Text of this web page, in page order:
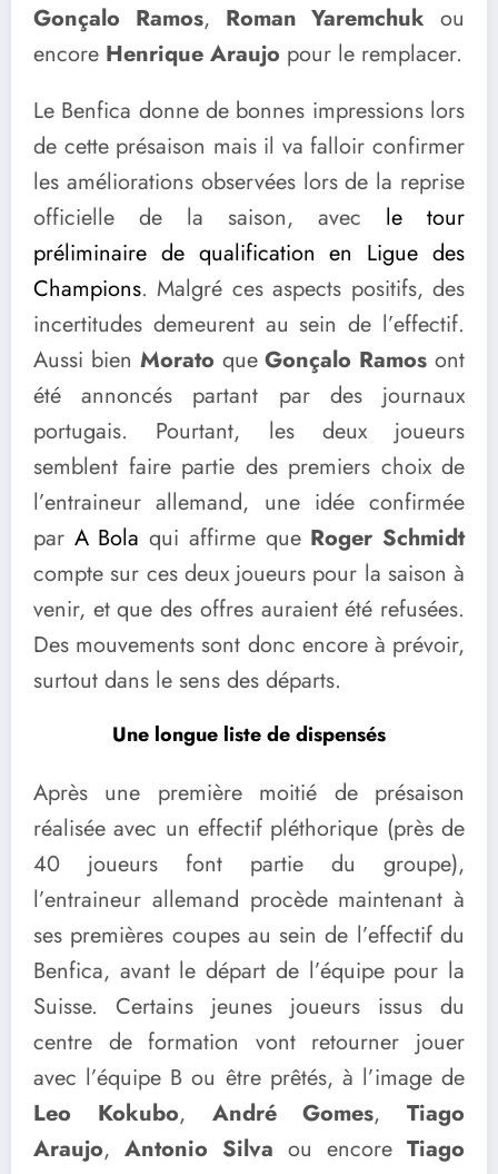
Gonçalo Ramos, Roman Yaremchuk ou
encore Henrique Araujo pour le remplacer.
Le Benfica donne de bonnes impressions lors
de cette présaison mais il va falloir confirmer
les améliorations observées lors de la reprise
officielle de la saison, avec le tour
préliminaire de qualification en Ligue des
Champions. Malgré ces aspects positifs, des
incertitudes demeurent au sein de l’effectif.
Aussi bien Morato queGonçalo Ramos ont
été annoncés partant par des journaux
portugais. Pourtant, les deux joueurs
semblent faire partie des premiers choix de
l’entraineur allemand, une idée confirmée
par A Bola qui affirme que Roger Schmidt
compte sur ces deux joueurs pour la saison à
venir, et que des offres auraient été refusées.
Des mouvements sont donc encore à prévoir,
surtout dans le sens des départs.
Une longue liste de dispensés
Après une première moitié de présaison
réalisée avec un effectif pléthorique (près de
40 joueurs font partie du groupe),
l’entraineur allemand procède maintenant à
ses premières coupes au sein de l’effectif du
Benfica, avant le départ de l’équipe pour la
Suisse. Certains jeunes joueurs issus du
centre de formation vont retourner jouer
avec l’équipe B ou être prêtés, à l’image de
Leo Kokubo, André Gomes, Tiago
Araujo, Antonio Silva ou encore Tiago